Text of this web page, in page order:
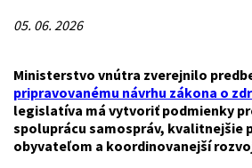
05. 06. 2026
Ministerstvo vnútra zverejnilo
pripravovanému návrhu zákona o
legislatíva má vytvoriť podmienky
spoluprácu samospráv, kvalitnejšie
obyvateľom a koordinovanejší